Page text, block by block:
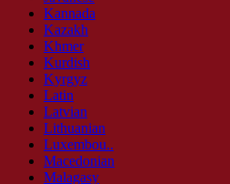
Kannada
Kazakh
Khmer
Kurdish
Kyrgyz
Latin
Latvian
Lithuanian
Luxembou..
Macedonian
Malagasy